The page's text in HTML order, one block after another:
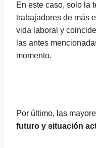
En este caso, solo la
trabajadores de más
vida laboral y
las antes
momento.
Por último, las
futuro y situación